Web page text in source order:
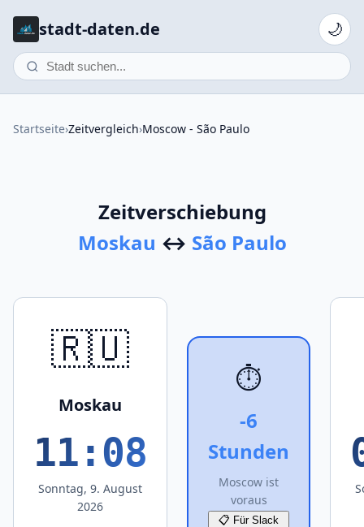
stadt-daten.de 🌙
Startseite›Zeitvergleich›Moscow - São Paulo
Zeitverschiebung
Moskau ↔ São Paulo
🇷🇺
Moskau
11:08
Sonntag, 9. August
2026
⏱️
-6
Stunden
Moscow ist
voraus
📋 Für Slack